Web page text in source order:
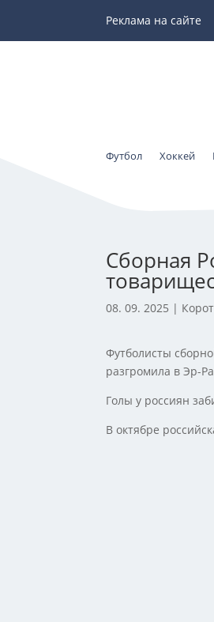
Реклама на сайте
Футбол Хоккей
Сборная
08. 09. 2025 |
Футболисты
разгромила в Эр-
Голы у россиян
В октябре